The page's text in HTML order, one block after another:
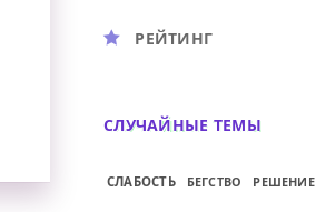
РЕЙТИНГ
СЛУЧАЙНЫЕ ТЕМЫ
СЛАБОСТЬ БЕГСТВО РЕШЕНИЕ